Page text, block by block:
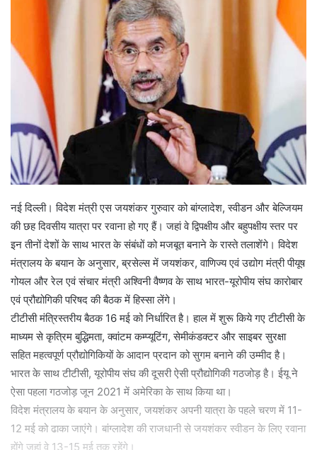
नई दिल्ली। विदेश मंत्री एस जयशंकर गुरुवार को बांग्लादेश, स्वीडन और बेल्जियम
की छह दिवसीय यात्रा पर रवाना हो गए हैं। जहां वे द्विपक्षीय और बहुपक्षीय स्तर पर
इन तीनों देशों के साथ भारत के संबंधों को मजबूत बनाने के रास्ते तलाशेंगे। विदेश
मंत्रालय के बयान के अनुसार, ब्रसेल्स में जयशंकर, वाणिज्य एवं उद्योग मंत्री पीयूष
गोयल और रेल एवं संचार मंत्री अश्विनी वैष्णव के साथ भारत-यूरोपीय संघ कारोबार
एवं प्रौद्योगिकी परिषद की बैठक में हिस्सा लेंगे।
टीटीसी मंत्रिस्तरीय बैठक 16 मई को निर्धारित है। हाल में शुरू किये गए टीटीसी के
माध्यम से कृत्रिम बुद्धिमता, क्वांटम कम्प्यूटिंग, सेमीकंडक्टर और साइबर सुरक्षा
सहित महत्वपूर्ण प्रौद्योगिकियों के आदान प्रदान को सुगम बनाने की उम्मीद है।
भारत के साथ टीटीसी, यूरोपीय संघ की दूसरी ऐसी प्रौद्योगिकी गठजोड़ है। ईयू ने
ऐसा पहला गठजोड़ जून 2021 में अमेरिका के साथ किया था।
विदेश मंत्रालय के बयान के अनुसार, जयशंकर अपनी यात्रा के पहले चरण में 11-
12 मई को ढाका जाएंगे। बांग्लादेश की राजधानी से जयशंकर स्वीडन के लिए रवाना
होंगे जहां वे 13-15 मई तक रहेंगे।